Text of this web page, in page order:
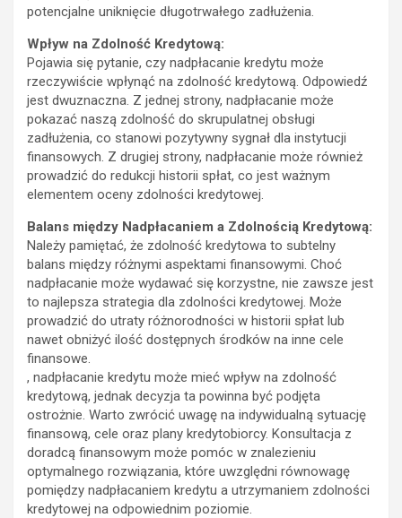
potencjalne uniknięcie długotrwałego zadłużenia.
Wpływ na Zdolność Kredytową:
Pojawia się pytanie, czy nadpłacanie kredytu może
rzeczywiście wpłynąć na zdolność kredytową. Odpowiedź
jest dwuznaczna. Z jednej strony, nadpłacanie może
pokazać naszą zdolność do skrupulatnej obsługi
zadłużenia, co stanowi pozytywny sygnał dla instytucji
finansowych. Z drugiej strony, nadpłacanie może również
prowadzić do redukcji historii spłat, co jest ważnym
elementem oceny zdolności kredytowej.
Balans między Nadpłacaniem a Zdolnością Kredytową:
Należy pamiętać, że zdolność kredytowa to subtelny
balans między różnymi aspektami finansowymi. Choć
nadpłacanie może wydawać się korzystne, nie zawsze jest
to najlepsza strategia dla zdolności kredytowej. Może
prowadzić do utraty różnorodności w historii spłat lub
nawet obniżyć ilość dostępnych środków na inne cele
finansowe.
, nadpłacanie kredytu może mieć wpływ na zdolność
kredytową, jednak decyzja ta powinna być podjęta
ostrożnie. Warto zwrócić uwagę na indywidualną sytuację
finansową, cele oraz plany kredytobiorcy. Konsultacja z
doradcą finansowym może pomóc w znalezieniu
optymalnego rozwiązania, które uwzględni równowagę
pomiędzy nadpłacaniem kredytu a utrzymaniem zdolności
kredytowej na odpowiednim poziomie.